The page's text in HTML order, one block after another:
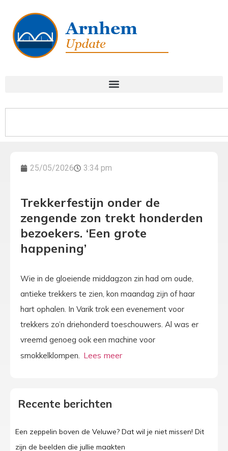
25/05/2026 3:34 pm
Trekkerfestijn onder de
zengende zon trekt honderden
bezoekers. ‘Een grote
happening’
Wie in de gloeiende middagzon zin had om oude,
antieke trekkers te zien, kon maandag zijn of haar
hart ophalen. In Varik trok een evenement voor
trekkers zo’n driehonderd toeschouwers. Al was er
vreemd genoeg ook een machine voor
smokkelklompen.
Recente berichten
Een zeppelin boven de Veluwe? Dat wil je niet missen! Dit
zijn de beelden die jullie maakten